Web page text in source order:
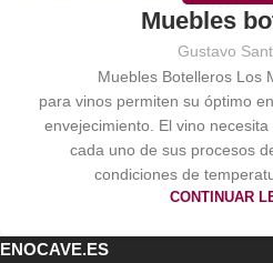
Muebles
Gustavo
Muebles Botelleros Los
para vinos permiten su óptimo
envejecimiento. El vino
cada uno de sus procesos
condiciones de
CONTINUAR
ENOCAVE.ES